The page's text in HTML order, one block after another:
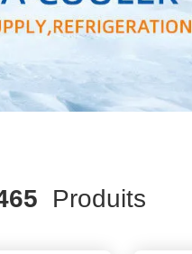
Produits